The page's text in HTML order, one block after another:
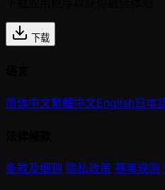
下载
简体中文繁體中文English日本
条款及细则 隐私政策 赛事规则